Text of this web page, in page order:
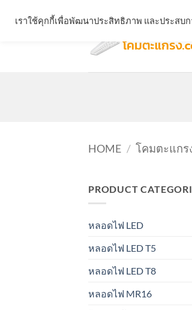
HOME / โคมตะแกร
PRODUCT
หลอดไฟ LED
หลอดไฟ LED T5
หลอดไฟ LED T8
หลอดไฟ MR16
เราใช้คุกกี้เพื่อพัฒนาประสิทธิภาพ และประส